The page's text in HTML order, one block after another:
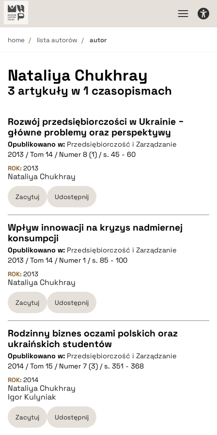
home lista autorów autor
Nataliya Chukhray
3 artykuły w 1 czasopismach
Rozwój przedsiębiorczości w Ukrainie −
główne problemy oraz perspektywy
Opublikowano w: Przedsiębiorczość i Zarządzanie
2013 / Tom 14 / Numer 8 (1) / s. 45 - 60
ROK: 2013
Nataliya Chukhray
Zacytuj Udostępnij
CZYSTY TEKST
pobierz cytat
BIBTEX
pobierz cytat
Wpływ innowacji na kryzys nadmiernej
konsumpcji
Opublikowano w: Przedsiębiorczość i Zarządzanie
2013 / Tom 14 / Numer 1 / s. 85 - 100
ROK: 2013
Nataliya Chukhray
Zacytuj Udostępnij
CZYSTY TEKST
pobierz cytat
BIBTEX
Rodzinny biznes oczami polskich oraz
ukraińskich studentów
Opublikowano w: Przedsiębiorczość i Zarządzanie
2014 / Tom 15 / Numer 7 (3) / s. 351 - 368
ROK: 2014
Nataliya Chukhray
Igor Kulyniak
Zacytuj Udostępnij